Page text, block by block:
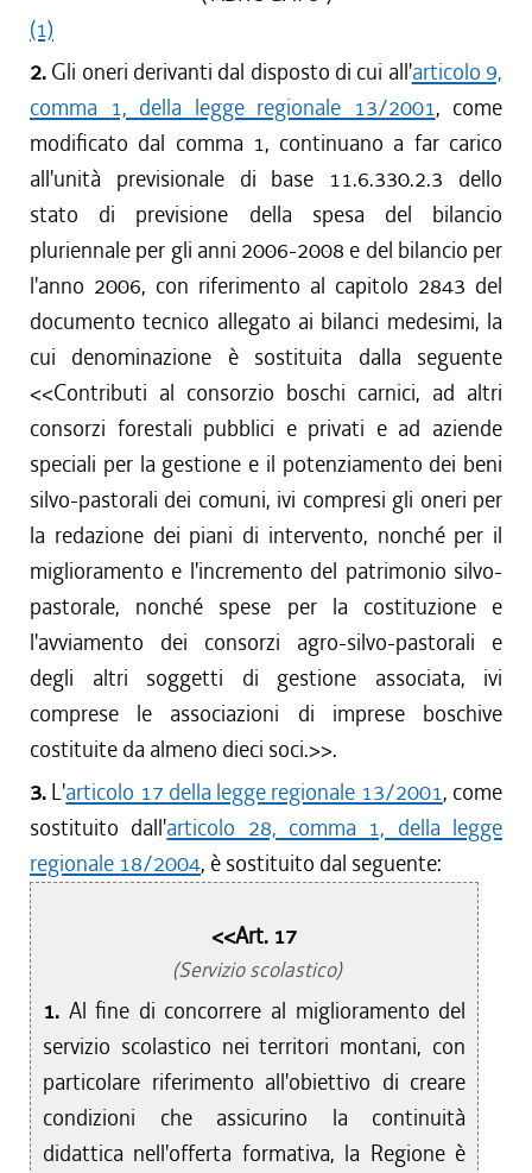
(1)
2. Gli oneri derivanti dal disposto di cui all'articolo 9,
comma 1, della legge regionale 13/2001, come
modificato dal comma 1, continuano a far carico
all'unità previsionale di base 11.6.330.2.3 dello
stato di previsione della spesa del bilancio
pluriennale per gli anni 2006-2008 e del bilancio per
l'anno 2006, con riferimento al capitolo 2843 del
documento tecnico allegato ai bilanci medesimi, la
cui denominazione è sostituita dalla seguente
<<Contributi al consorzio boschi carnici, ad altri
consorzi forestali pubblici e privati e ad aziende
speciali per la gestione e il potenziamento dei beni
silvo-pastorali dei comuni, ivi compresi gli oneri per
la redazione dei piani di intervento, nonché per il
miglioramento e l'incremento del patrimonio silvo-
pastorale, nonché spese per la costituzione e
l'avviamento dei consorzi agro-silvo-pastorali e
degli altri soggetti di gestione associata, ivi
comprese le associazioni di imprese boschive
costituite da almeno dieci soci.>>.
3. L'articolo 17 della legge regionale 13/2001, come
sostituito dall'articolo 28, comma 1, della legge
regionale 18/2004, è sostituito dal seguente:
<<Art. 17
(Servizio scolastico)
1. Al fine di concorrere al miglioramento del
servizio scolastico nei territori montani, con
particolare riferimento all'obiettivo di creare
condizioni che assicurino la continuità
didattica nell'offerta formativa, la Regione è